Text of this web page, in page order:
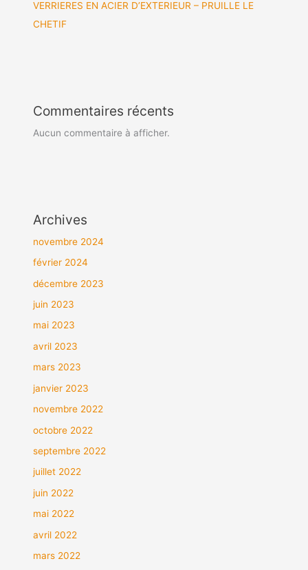
VERRIERES EN ACIER D’EXTERIEUR – PRUILLE LE
CHETIF
Commentaires récents
Aucun commentaire à afficher.
Archives
novembre 2024
février 2024
décembre 2023
juin 2023
mai 2023
avril 2023
mars 2023
janvier 2023
novembre 2022
octobre 2022
septembre 2022
juillet 2022
juin 2022
mai 2022
avril 2022
mars 2022